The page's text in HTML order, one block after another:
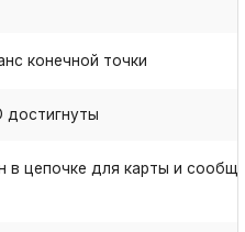
конечной точки
достигнуты
в цепочке для карты и